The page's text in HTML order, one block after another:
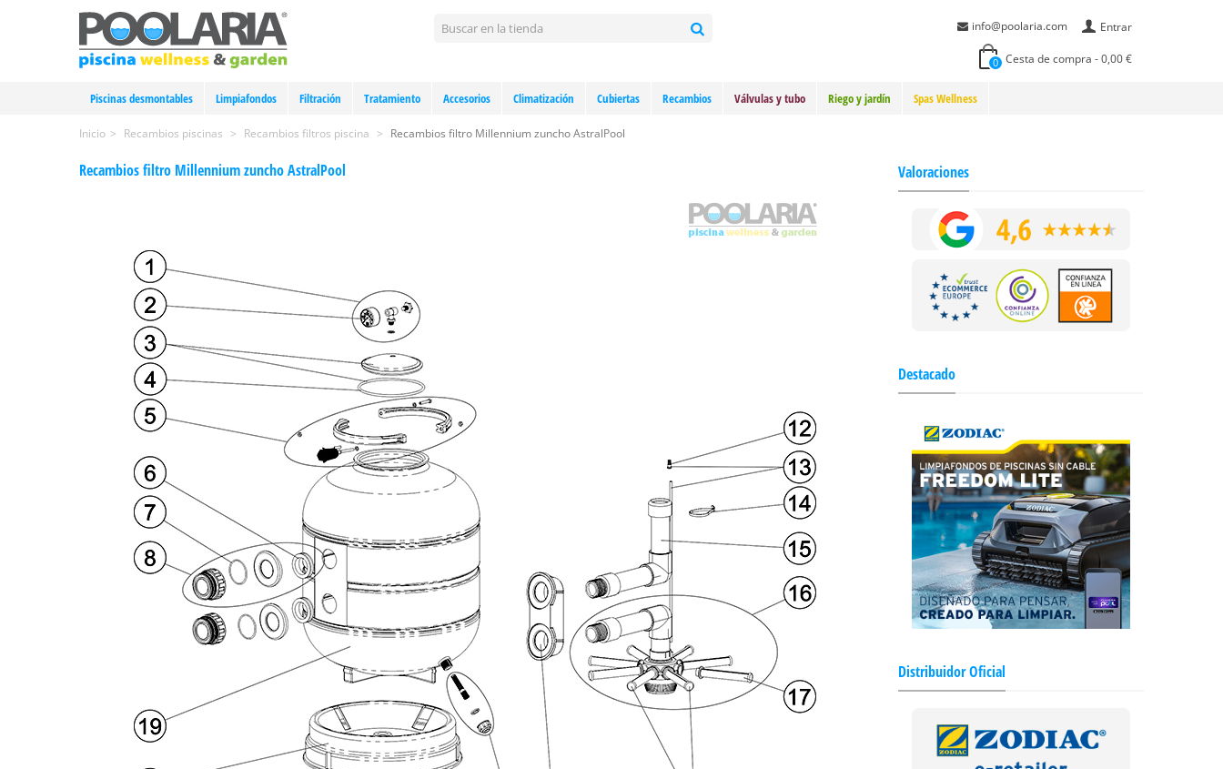
Entrar
info@poolaria.com
0 Cesta de compra -0,00 €
Piscinas desmontables Limpiafondos Filtración Tratamiento Accesorios Climatización Cubiertas Recambios Válvulas y tubo Riego y jardín Spas Wellness
Inicio > Recambios piscinas > Recambios filtros piscina > Recambios filtro Millennium zuncho AstralPool
Recambios filtro Millennium zuncho AstralPool Valoraciones
Destacado
Distribuidor Oficial